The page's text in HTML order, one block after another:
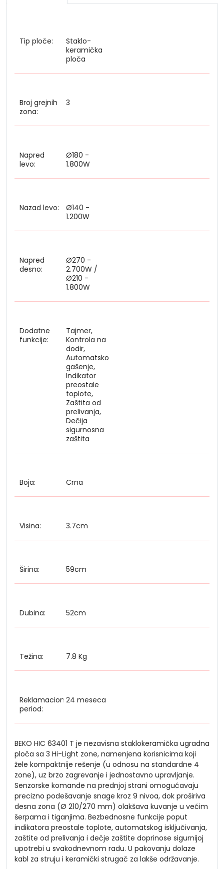
Tip ploče:
Staklo-
keramička
ploča
Broj grejnih
zona:
3
Napred
levo:
Ø180 -
1.800W
Nazad levo:
Ø140 -
1.200W
Napred
desno:
Ø270 -
2.700W /
Ø210 -
1.800W
Dodatne
funkcije:
Tajmer,
Kontrola na
dodir,
Automatsko
gašenje,
Indikator
preostale
toplote,
Zaštita od
prelivanja,
Dečija
sigurnosna
zaštita
Boja: Crna
Visina: 3.7cm
Širina: 59cm
Dubina: 52cm
Težina: 7.8 Kg
Reklamacioni
period:
24 meseca
BEKO HIC 63401 T je nezavisna staklokeramička ugradna
ploča sa 3 Hi-Light zone, namenjena korisnicima koji
žele kompaktnije rešenje (u odnosu na standardne 4
zone), uz brzo zagrevanje i jednostavno upravljanje.
Senzorske komande na prednjoj strani omogućavaju
precizno podešavanje snage kroz 9 nivoa, dok proširiva
desna zona (Ø 210/270 mm) olakšava kuvanje u većim
šerpama i tiganjima. Bezbednosne funkcije poput
indikatora preostale toplote, automatskog isključivanja,
zaštite od prelivanja i dečje zaštite doprinose sigurnijoj
upotrebi u svakodnevnom radu. U pakovanju dolaze
kabl za struju i keramički strugač za lakše održavanje.